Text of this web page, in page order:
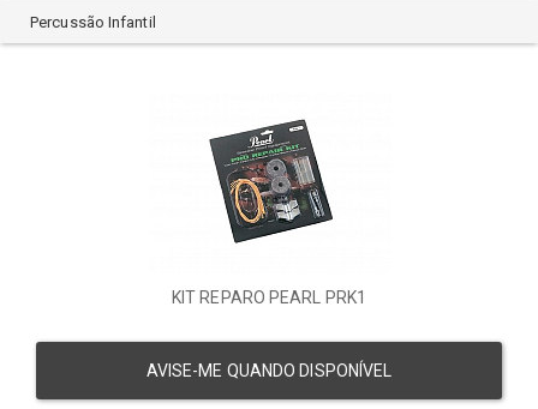
Percussão Infantil
KIT REPARO PEARL PRK1
AVISE-ME QUANDO DISPONÍVEL